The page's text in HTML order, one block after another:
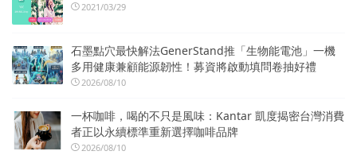
2021/03/29
石墨點穴最快解法GenerStand推「生物能電池」一機
多用健康兼顧能源韌性！募資將啟動填問卷抽好禮
2026/08/10
一杯咖啡，喝的不只是風味：Kantar 凱度揭密台灣消費
者正以永續標準重新選擇咖啡品牌
2026/08/10